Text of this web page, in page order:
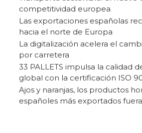
competitividad europea
Las exportaciones españolas
hacia el norte de Europa
La digitalización acelera el
por carretera
33 PALLETS impulsa la calidad
global con la certificación ISO
Ajos y naranjas, los productos
españoles más exportados